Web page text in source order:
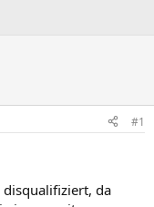
#1
disqualifiziert, da